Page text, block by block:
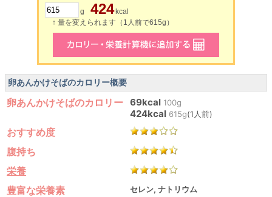
g 424 kcal
↑ 量を変えられます（1人前で615g）
卵あんかけそばのカロリー概要
卵あんかけそばのカロリー 69kcal 100g
424kcal 615g(1人前)
おすすめ度
腹持ち
栄養
豊富な栄養素
セレン, ナトリウム